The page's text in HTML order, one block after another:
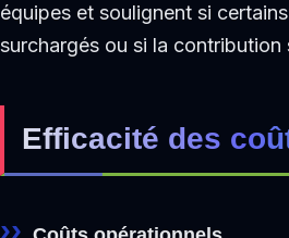
équipes et soulignent si
surchargés ou si la contribution
Efficacité des